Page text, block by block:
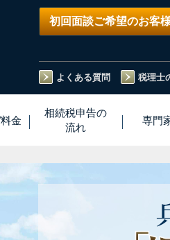
初回面談ご希望のお客
よくある質問 税理士
料金
相続税申告の
流れ
専門